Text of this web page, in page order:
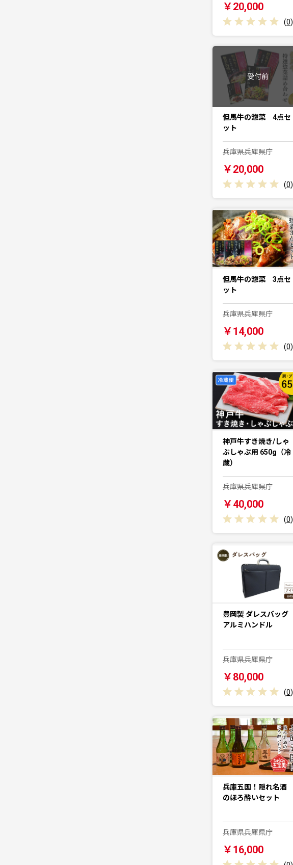
￥20,000
(0)
受付前
但馬牛の惣菜 4点セ
ット
兵庫県兵庫県庁
￥20,000
(0)
但馬牛の惣菜 3点セ
ット
兵庫県兵庫県庁
￥14,000
(0)
神戸牛すき焼き/しゃ
ぶしゃぶ用 650g（冷
蔵）
兵庫県兵庫県庁
￥40,000
(0)
豊岡製 ダレスバッグ
アルミハンドル
兵庫県兵庫県庁
￥80,000
(0)
兵庫五国！隠れ名酒
のほろ酔いセット
兵庫県兵庫県庁
￥16,000